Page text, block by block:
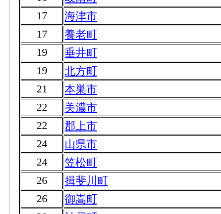
17
海津市
17
養老町
19
垂井町
19
北方町
21
本巣市
22
美濃市
22
郡上市
24
山県市
24
笠松町
26
揖斐川町
26
御嵩町